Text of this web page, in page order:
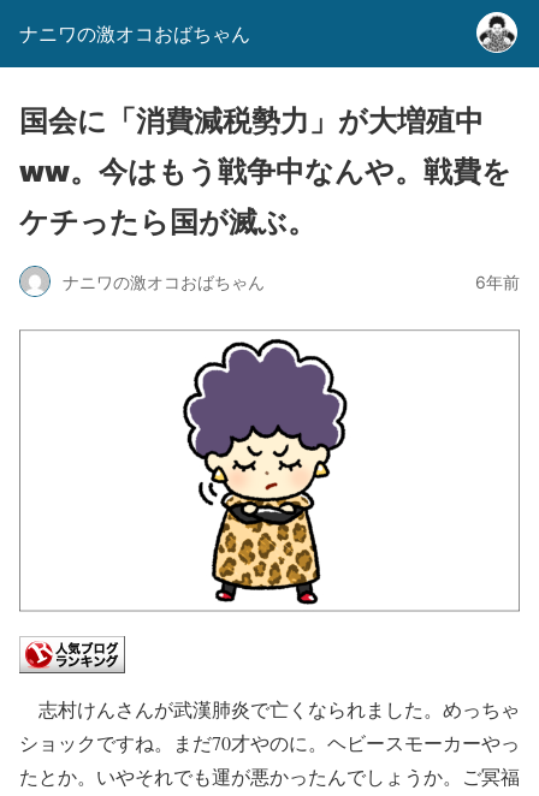
ナニワの激オコおばちゃん
国会に「消費減税勢力」が大増殖中
ww。今はもう戦争中なんや。戦費を
ケチったら国が滅ぶ。
ナニワの激オコおばちゃん 6年前
志村けんさんが武漢肺炎で亡くなられました。めっちゃ
ショックですね。まだ70才やのに。ヘビースモーカーやっ
たとか。いやそれでも運が悪かったんでしょうか。ご冥福